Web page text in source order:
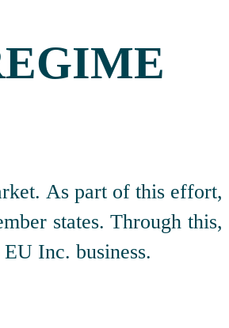
As part of this effort,
states. Through this,
Inc. business.